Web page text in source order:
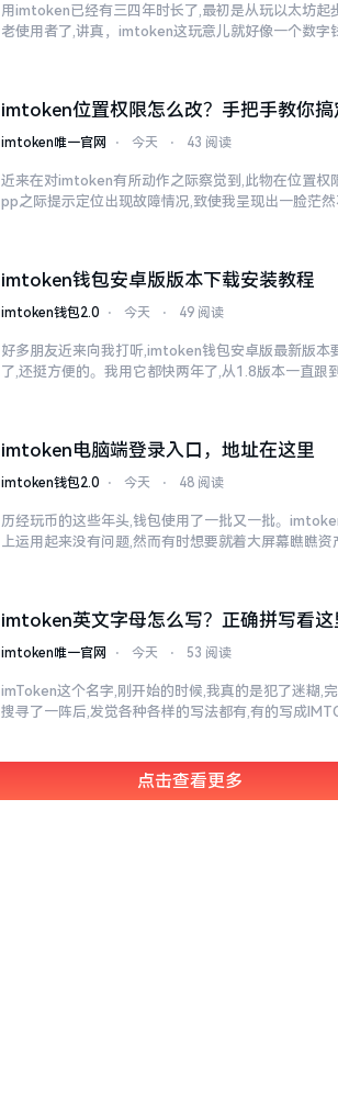
用imtoken已经有三四年时长了,最初是从玩以太坊起
老使用者了,讲真，imtoken这玩意儿就好像一个数字
imtoken位置权限怎么改？手把手教你搞
imtoken唯一官网 ⋅ 今天 ⋅ 43 阅读
近来在对imtoken有所动作之际察觉到,此物在位置权
pp之际提示定位出现故障情况,致使我呈现出一脸茫
imtoken钱包安卓版版本下载安装教程
imtoken钱包2.0 ⋅ 今天 ⋅ 49 阅读
好多朋友近来向我打听,imtoken钱包安卓版最新版本
了,还挺方便的。我用它都快两年了,从1.8版本一直跟
imtoken电脑端登录入口，地址在这里
imtoken钱包2.0 ⋅ 今天 ⋅ 48 阅读
历经玩币的这些年头,钱包使用了一批又一批。
上运用起来没有问题,然而有时想要就着大屏幕瞧瞧
imtoken英文字母怎么写？正确拼写看这
imtoken唯一官网 ⋅ 今天 ⋅ 53 阅读
imToken这个名字,刚开始的时候,我真的是犯了迷糊,
搜寻了一阵后,发觉各种各样的写法都有,有的写成
点击查看更多